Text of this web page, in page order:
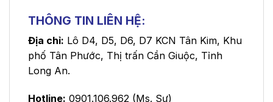
THÔNG TIN LIÊN HỆ:
Địa chỉ: Lô D4, D5, D6, D7 KCN Tân Kim, Khu
phố Tân Phước, Thị trấn Cần Giuộc, Tỉnh
Long An.
Hotline: 0901.106.962 (Ms. Sự)